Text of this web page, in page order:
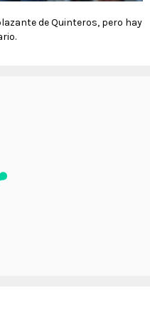
de Quinteros, pero hay